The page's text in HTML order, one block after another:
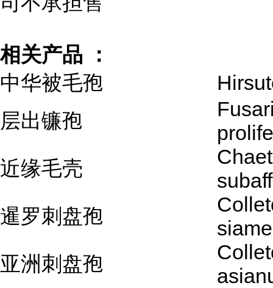
相关产品 ：
中华被毛孢
层出镰孢
近缘毛壳
暹罗刺盘孢
亚洲刺盘孢